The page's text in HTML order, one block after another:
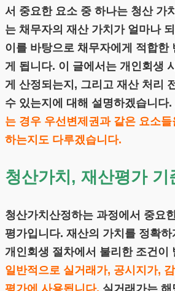
서 중요한 요소 중 하나는 청산 가
는 채무자의 재산 가치가 얼마나
이를 바탕으로 채무자에게 적합한
게 됩니다. 이 글에서는 개인회생
게 산정되는지, 그리고 재산 처리
수 있는지에 대해 설명하겠습니다.
는 경우 우선변제권과 같은 요소
하는지도 다루겠습니다.
청산가치, 재산평가 기
청산가치산정하는 과정에서 중요
평가입니다. 재산의 가치를 정확
개인회생 절차에서 불리한 조건이
일반적으로 실거래가, 공시지가,